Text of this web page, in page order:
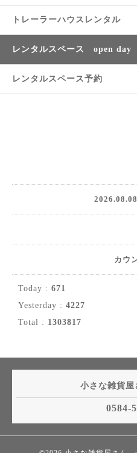
トレーラーハウスレンタル
レンタルスペース open day
レンタルスペース予約
カウ
Today : 671
Yesterday : 4227
Total : 1303817
小さな雑貨
0584-